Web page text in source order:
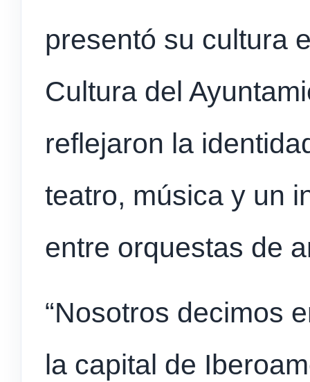
presentó su cultura
Cultura del
reflejaron la
teatro, música y un
entre orquestas de
“Nosotros decimos
la capital de